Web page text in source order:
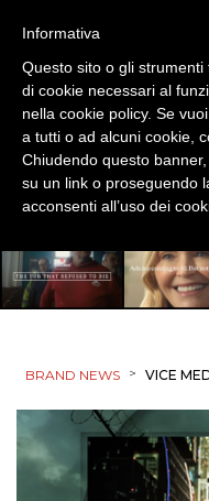
SPONSOR
DESIGN
EVENTI
PROMOZIONI
PUNTI VENDITA
CSR
BRAND NEWS > VICE
Informativa
Questo sito o gli
di cookie necessari al
nella cookie policy. Se
a tutti o ad alcuni cookie,
Chiudendo questo
su un link o proseguendo
acconsenti all’uso dei